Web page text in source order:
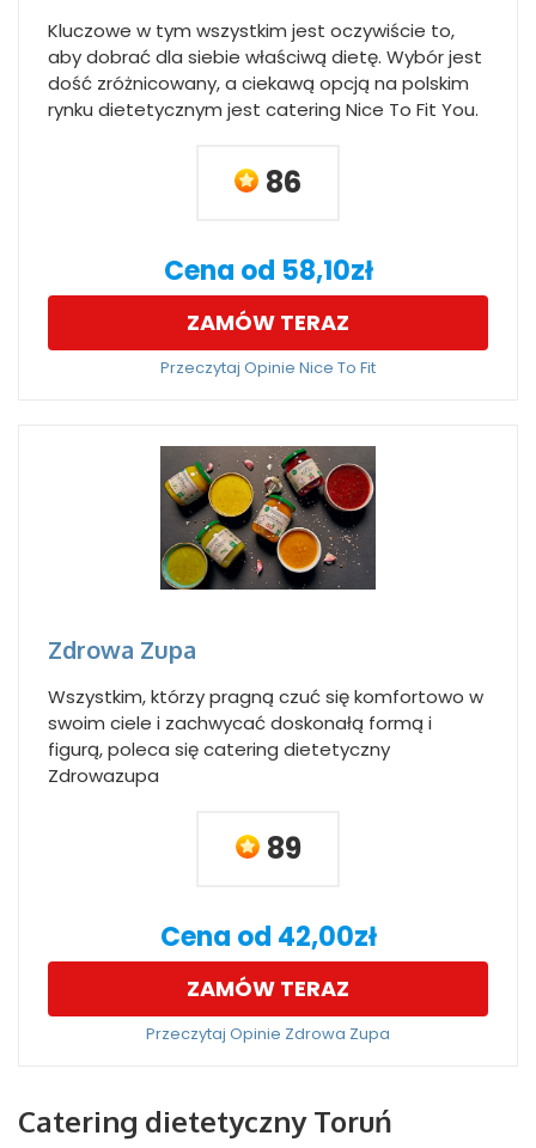
Kluczowe w tym wszystkim jest oczywiście to,
aby dobrać dla siebie właściwą dietę. Wybór jest
dość zróżnicowany, a ciekawą opcją na polskim
rynku dietetycznym jest catering Nice To Fit You.
86
Cena od 58,10zł
ZAMÓW TERAZ
Przeczytaj Opinie Nice To Fit
Zdrowa Zupa
Wszystkim, którzy pragną czuć się komfortowo w
swoim ciele i zachwycać doskonałą formą i
figurą, poleca się catering dietetyczny
Zdrowazupa
89
Cena od 42,00zł
ZAMÓW TERAZ
Przeczytaj Opinie Zdrowa Zupa
Catering dietetyczny Toruń